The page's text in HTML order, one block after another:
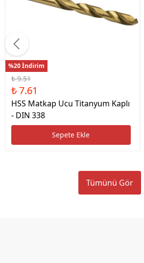
%20 İndirim
₺ 9.51
₺ 7.61
HSS Matkap Ucu Titanyum Kaplı
- DIN 338
Sepete Ekle
Tümünü Gör